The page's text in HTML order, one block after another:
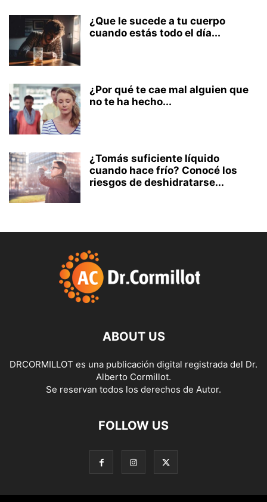
¿Que le sucede a tu cuerpo
cuando estás todo el día...
¿Por qué te cae mal alguien que
no te ha hecho...
¿Tomás suficiente líquido
cuando hace frío? Conocé los
riesgos de deshidratarse...
ABOUT US
DRCORMILLOT es una publicación digital registrada del Dr.
Alberto Cormillot.
Se reservan todos los derechos de Autor.
FOLLOW US